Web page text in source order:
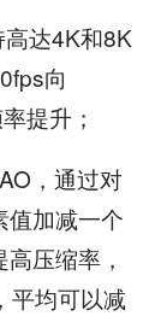
达4K和8K
向
提升；
，通过对
值加减一个
压缩率，
平均可以减